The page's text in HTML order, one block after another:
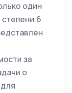
один
6
за
о